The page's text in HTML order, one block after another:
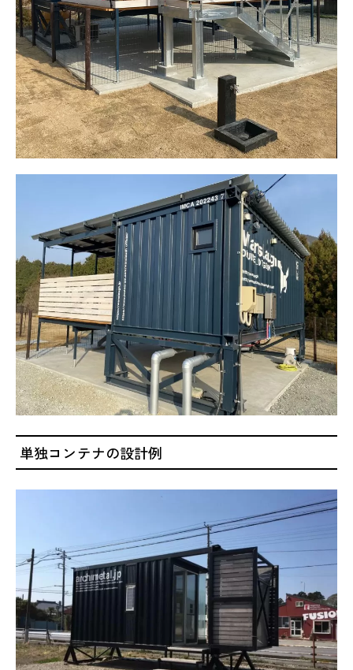
単独コンテナの設計例